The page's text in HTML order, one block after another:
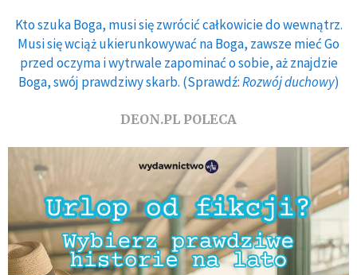
Kto szuka Boga, musi się zwrócić całkowicie do wewnątrz.
Musi się wciąż ukierunkowywać na Boga, zawsze mieć Go
przed oczyma i wytrwale zapominać o sobie, aż znajdzie
Boga, swój prawdziwy skarb. (Sprawdź:Rozwój duchowy)
DEON.PL POLECA